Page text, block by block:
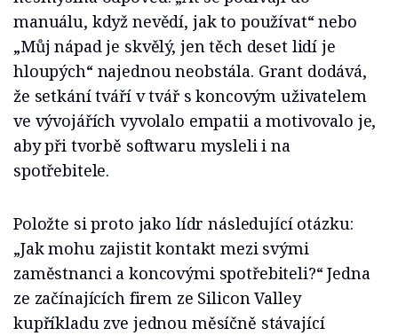
manuálu, když nevědí, jak to používat“ nebo
„Můj nápad je skvělý, jen těch deset lidí je
hloupých“ najednou neobstála. Grant dodává,
že setkání tváří v tvář s koncovým uživatelem
ve vývojářích vyvolalo empatii a motivovalo je,
aby při tvorbě softwaru mysleli i na
spotřebitele.
Položte si proto jako lídr následující otázku:
„Jak mohu zajistit kontakt mezi svými
zaměstnanci a koncovými spotřebiteli?“ Jedna
ze začínajících firem ze Silicon Valley
kupříkladu zve jednou měsíčně stávající